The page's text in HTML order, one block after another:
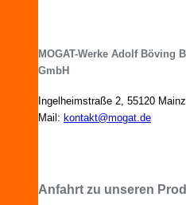
MOGAT-Werke Adolf Böving
GmbH
Ingelheimstraße 2, 55120
Mail: kontakt@mogat.de
Anfahrt zu unseren